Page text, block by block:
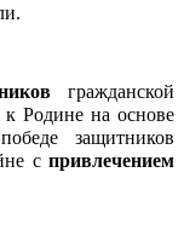
гражданской
Родине на основе
защитников
с привлечением